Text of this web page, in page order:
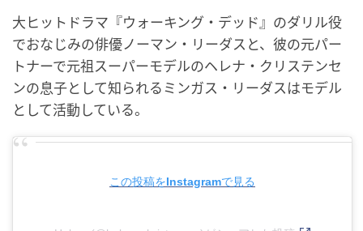
大ヒットドラマ『ウォーキング・デッド』のダリル役
でおなじみの俳優ノーマン・リーダスと、彼の元パー
トナーで元祖スーパーモデルのヘレナ・クリステンセ
ンの息子として知られるミンガス・リーダスはモデル
として活動している。
この投稿をInstagramで見る